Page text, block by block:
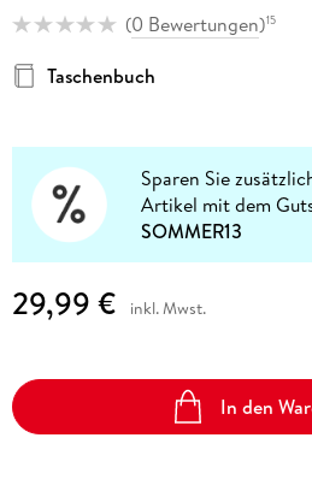
(0 Bewertungen)15
Taschenbuch
Sparen Sie
Artikel mit dem
SOMMER13
29,99 € inkl. Mwst.
In den